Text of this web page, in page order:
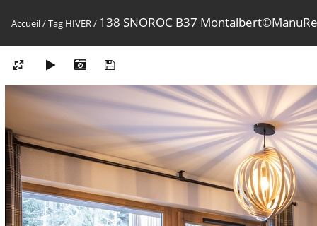
Accueil/Tag HIVER/ 138 SNOROC B37